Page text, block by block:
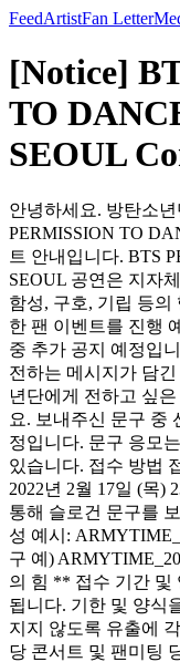
FeedArtistFan Letter
[Notice]
TO
SEOUL
안녕하세요. 방탄소
PERMISSION TO
트 안내입니다. BTS
SEOUL 공연은 지자
함성, 구호, 기립 등의
한 팬 이벤트를 진행
중 추가 공지 예정입
전하는 메시지가 담
년단에게 전하고 싶
요. 보내주신 문구 중
정입니다. 문구 응모
있습니다. 접수 방법
2022년 2월 17일 (목)
통해 슬로건 문구를
성 예시:
구 예)
의 힘 ** 접수 기간 및
됩니다. 기한 및 양식
지지 않도록 유출에
당 콘서트 및 팬미팅